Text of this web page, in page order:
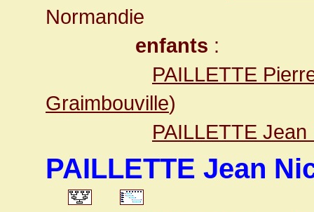
Normandie
enfants :
PAILLETTE
Graimbouville)
PAILLETTE Jean
PAILLETTE Jean